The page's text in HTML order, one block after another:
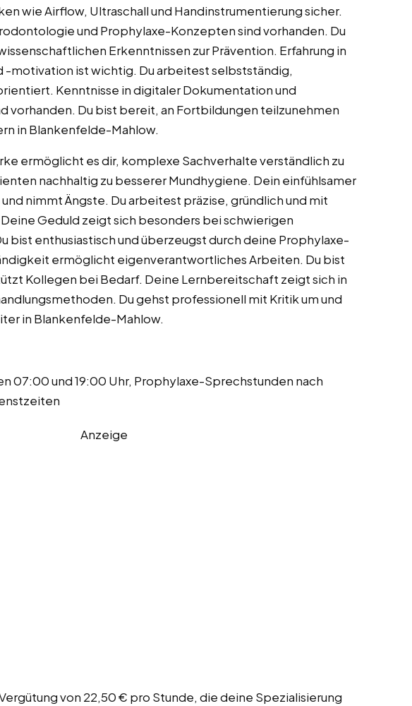
wie Airflow, Ultraschall und Handinstrumentierung sicher.
und Prophylaxe-Konzepten sind vorhanden. Du
Erkenntnissen zur Prävention. Erfahrung in
-motivation ist wichtig. Du arbeitest selbstständig,
Kenntnisse in digitaler Dokumentation und
vorhanden. Du bist bereit, an Fortbildungen teilzunehmen
in Blankenfelde-Mahlow.
ermöglicht es dir, komplexe Sachverhalte verständlich zu
nachhaltig zu besserer Mundhygiene. Dein einfühlsamer
nimmt Ängste. Du arbeitest präzise, gründlich und mit
Geduld zeigt sich besonders bei schwierigen
bist enthusiastisch und überzeugst durch deine Prophylaxe-
ermöglicht eigenverantwortliches Arbeiten. Du bist
Kollegen bei Bedarf. Deine Lernbereitschaft zeigt sich in
Du gehst professionell mit Kritik um und
in Blankenfelde-Mahlow.
07:00 und 19:00 Uhr, Prophylaxe-Sprechstunden nach
Anzeige
von 22,50 € pro Stunde, die deine Spezialisierung